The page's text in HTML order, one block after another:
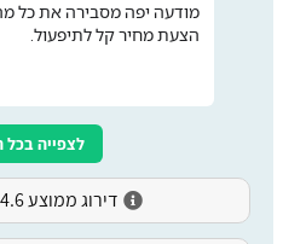
מודעה יפה מסבירה את כל
הצעת מחיר קל לתיפעול.
לצפייה בכל
דירוג ממוצע 4.6 לפי 566 דירוגים